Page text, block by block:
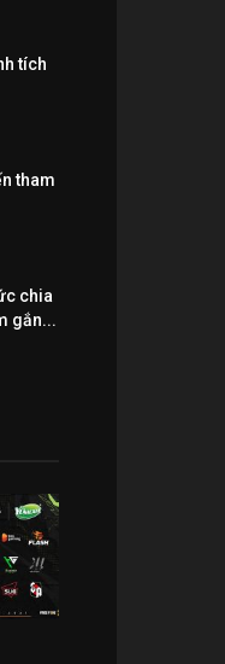
tích
tham
chia
gắn...